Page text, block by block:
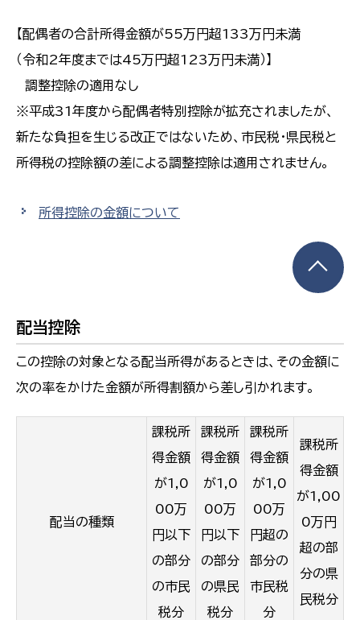
【配偶者の合計所得金額が55万円超133万円未満
（令和2年度までは45万円超123万円未満）】
調整控除の適用なし
※平成31年度から配偶者特別控除が拡充されましたが、
新たな負担を生じる改正ではないため、市民税・県民税と
所得税の控除額の差による調整控除は適用されません。
所得控除の金額について
配当控除
この控除の対象となる配当所得があるときは、その金額に
次の率をかけた金額が所得割額から差し引かれます。
配当の種類
課税所
得金額
が1,0
00万
円以下
の部分
の市民
税分
課税所
得金額
が1,0
00万
円以下
の部分
の県民
税分
課税所
得金額
が1,0
00万
円超の
部分の
市民税
分
課税所
得金額
が1,00
0万円
超の部
分の県
民税分